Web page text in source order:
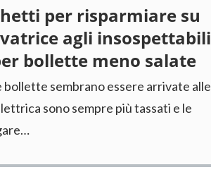
per risparmiare su
agli insospettabili
bollette meno salate
bollette sembrano essere arrivate alle
sono sempre più tassati e le